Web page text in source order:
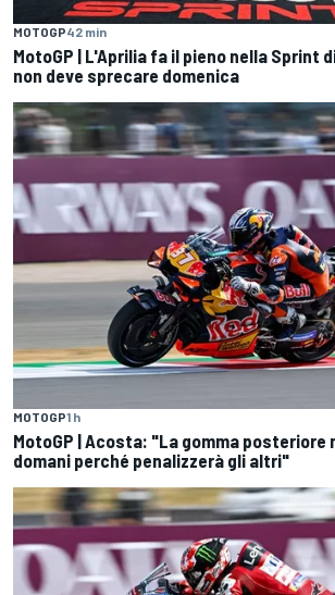
MOTOGP42 min
MotoGP | L'Aprilia fa il pieno nella Sprint
non deve sprecare domenica
MOTOGP1 h
MotoGP | Acosta: "La gomma posteriore
domani perché penalizzerà gli altri"